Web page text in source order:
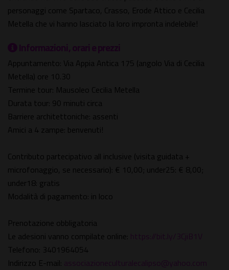
personaggi come Spartaco, Crasso, Erode Attico e Cecilia
Metella che vi hanno lasciato la loro impronta indelebile!
Informazioni, orari e prezzi
Appuntamento: Via Appia Antica 175 (angolo Via di Cecilia
Metella) ore 10.30
Termine tour: Mausoleo Cecilia Metella
Durata tour: 90 minuti circa
Barriere architettoniche: assenti
Amici a 4 zampe: benvenuti!
Contributo partecipativo all inclusive (visita guidata +
microfonaggio, se necessario): € 10,00; under25: € 8,00;
under18: gratis
Modalità di pagamento: in loco
Prenotazione obbligatoria
Le adesioni vanno compilate online: https://bit.ly/3CjiB1V
Telefono: 3401964054
Indirizzo E-mail: associazioneculturalecalipso@yahoo.com